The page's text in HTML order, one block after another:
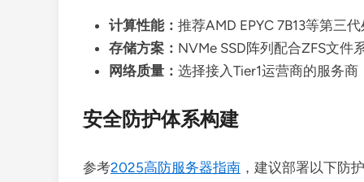
计算性能： 推荐AMD EPYC 7B13等第三
存储方案： NVMe SSD阵列配合ZFS文件
网络质量： 选择接入Tier1运营商的服务
安全防护体系构建
参考2025高防服务器指南 ，建议部署以下防